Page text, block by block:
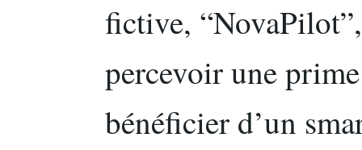
fictive,
percevoir une
bénéficier d’un